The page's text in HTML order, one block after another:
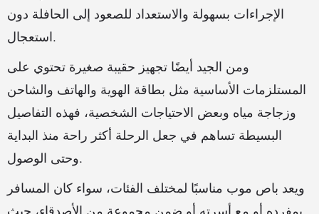
الإجراءات بسهولة والاستعداد للصعود إلى الحافلة دون
استعجال.
ومن الجيد أيضًا تجهيز حقيبة صغيرة تحتوي على
المستلزمات الأساسية مثل بطاقة الهوية والهاتف والشاحن
وزجاجة مياه وبعض الاحتياجات الشخصية، فهذه التفاصيل
البسيطة تساهم في جعل الرحلة أكثر راحة منذ البداية
وحتى الوصول.
ويعد باص موب مناسبًا لمختلف الفئات، سواء كان المسافر